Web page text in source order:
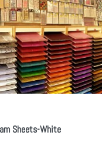
Sheets-White